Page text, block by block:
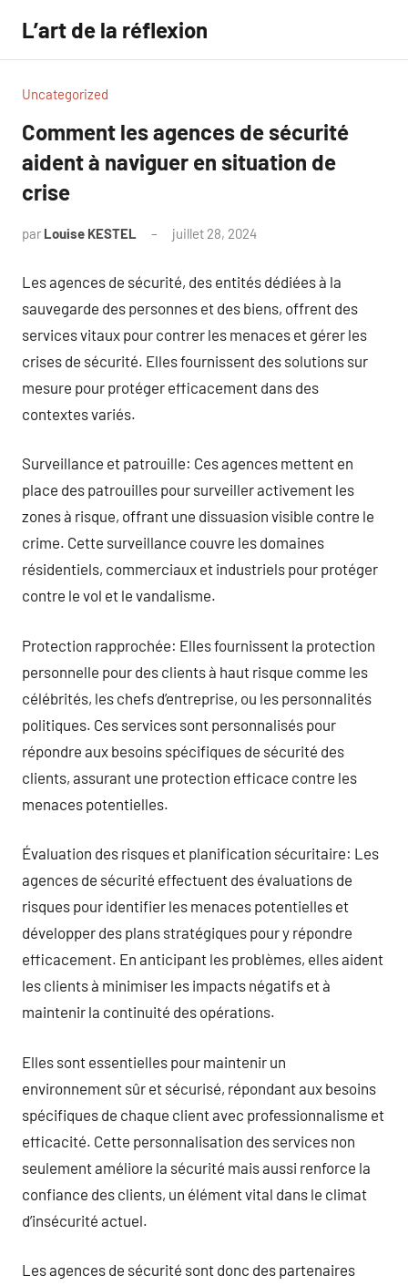
contenu
L’art de la réflexion
Uncategorized
Comment les agences de sécurité
aident à naviguer en situation de
crise
par Louise KESTEL juillet 28, 2024
Les agences de sécurité, des entités dédiées à la
sauvegarde des personnes et des biens, offrent des
services vitaux pour contrer les menaces et gérer les
crises de sécurité. Elles fournissent des solutions sur
mesure pour protéger efficacement dans des
contextes variés.
Surveillance et patrouille: Ces agences mettent en
place des patrouilles pour surveiller activement les
zones à risque, offrant une dissuasion visible contre le
crime. Cette surveillance couvre les domaines
résidentiels, commerciaux et industriels pour protéger
contre le vol et le vandalisme.
Protection rapprochée: Elles fournissent la protection
personnelle pour des clients à haut risque comme les
célébrités, les chefs d’entreprise, ou les personnalités
politiques. Ces services sont personnalisés pour
répondre aux besoins spécifiques de sécurité des
clients, assurant une protection efficace contre les
menaces potentielles.
Évaluation des risques et planification sécuritaire: Les
agences de sécurité effectuent des évaluations de
risques pour identifier les menaces potentielles et
développer des plans stratégiques pour y répondre
efficacement. En anticipant les problèmes, elles aident
les clients à minimiser les impacts négatifs et à
maintenir la continuité des opérations.
Elles sont essentielles pour maintenir un
environnement sûr et sécurisé, répondant aux besoins
spécifiques de chaque client avec professionnalisme et
efficacité. Cette personnalisation des services non
seulement améliore la sécurité mais aussi renforce la
confiance des clients, un élément vital dans le climat
d’insécurité actuel.
Les agences de sécurité sont donc des partenaires